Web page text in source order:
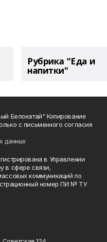
Рубрика "Еда и
напитки"
Белокатай" Копирование
с письменного согласия
данных
в Управлении
в сфере связи,
коммуникаций по
номер ПИ № ТУ